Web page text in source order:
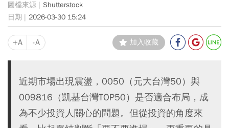
Shutterstock
2026-03-30 15:24
+A -A 加入收藏
近期市場出現震盪，0050（元大台灣50）與
009816（凱基台灣TOP50）是否適合布局，成
為不少投資人關心的問題。但從投資的角度來